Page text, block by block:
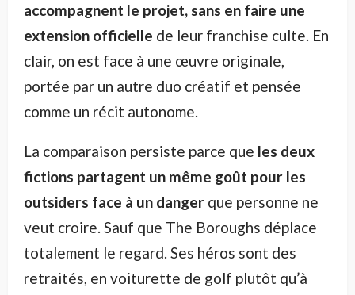
accompagnent le projet, sans en faire une
extension officielle de leur franchise culte. En
clair, on est face à une œuvre originale,
portée par un autre duo créatif et pensée
comme un récit autonome.
La comparaison persiste parce que les deux
fictions partagent un même goût pour les
outsiders face à un danger que personne ne
veut croire. Sauf que The Boroughs déplace
totalement le regard. Ses héros sont des
retraités, en voiturette de golf plutôt qu’à